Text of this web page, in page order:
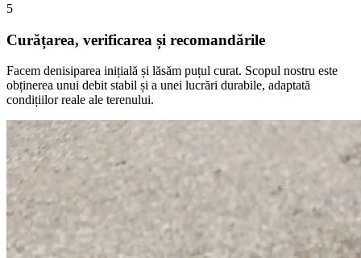
5
Curățarea, verificarea și recomandările
Facem denisiparea inițială și lăsăm puțul curat. Scopul nostru este
obținerea unui debit stabil și a unei lucrări durabile, adaptată
condițiilor reale ale terenului.